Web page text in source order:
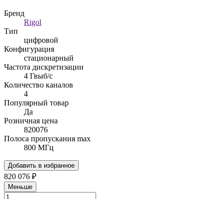
Бренд
Rigol
Тип
цифровой
Конфигурация
стационарный
Частота дискретизации
4 Гвыб/с
Количество каналов
4
Популярный товар
Да
Розничная цена
820076
Полоса пропускания max
800 МГц
Добавить в избранное
820 076 ₽
Меньше